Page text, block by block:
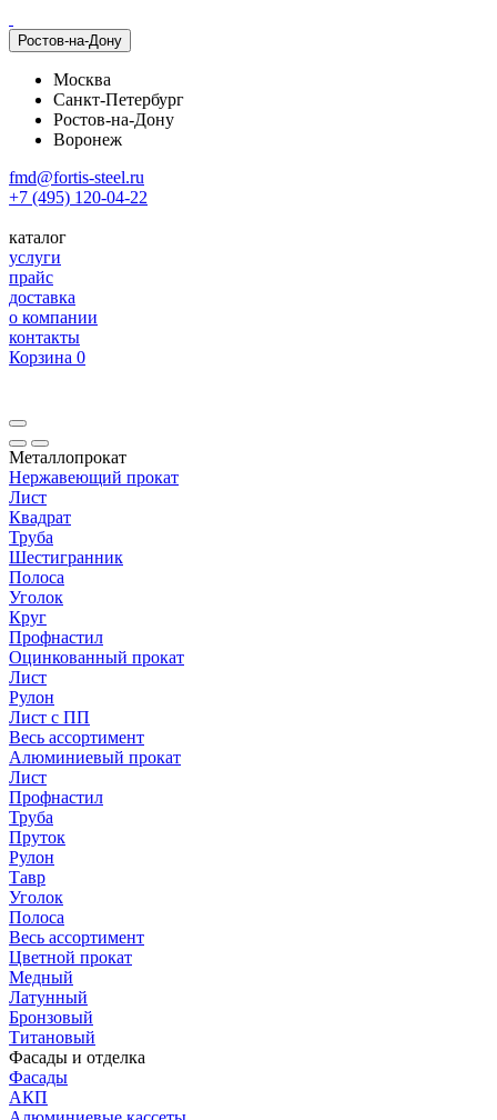
Ростов-на-Дону
Москва
Санкт-Петербург
Ростов-на-Дону
Воронеж
fmd@fortis-steel.ru
+7 (495) 120-04-22
каталог
услуги
прайс
доставка
о компании
контакты
Корзина 0
Металлопрокат
Нержавеющий прокат
Лист
Квадрат
Труба
Шестигранник
Полоса
Уголок
Круг
Профнастил
Оцинкованный прокат
Лист
Рулон
Лист с ПП
Весь ассортимент
Алюминиевый прокат
Лист
Профнастил
Труба
Пруток
Рулон
Тавр
Уголок
Полоса
Весь ассортимент
Цветной прокат
Медный
Латунный
Бронзовый
Титановый
Фасады и отделка
Фасады
АКП